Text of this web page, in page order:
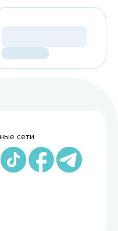
сети